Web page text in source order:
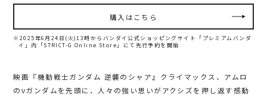
購入はこちら
※2025年6月24日(火)13時からバンダイ公式ショッピングサイト「プレミアムバンダ
イ」内
「STRICT-G Online Store」にて先行予約を開始
映画『機動戦士ガンダム 逆襲のシャア』クライマックス、アムロ
のνガンダムを先頭に、人々の強い思いがアクシズを押し返す感動